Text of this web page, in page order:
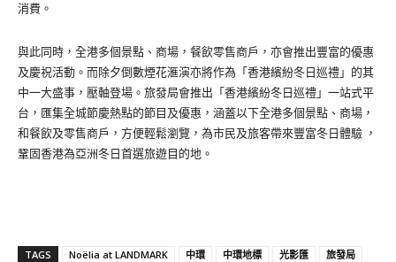
消費。
與此同時，全港多個景點、商場，餐飲零售商戶，亦會推出豐富的優惠
及慶祝活動。而除夕倒數煙花滙演亦將作為「香港繽紛冬日巡禮」的其
中一大盛事，壓軸登場。旅發局會推出「香港繽紛冬日巡禮」一站式平
台，匯集全城節慶熱點的節目及優惠，涵蓋以下全港多個景點、商場，
和餐飲及零售商戶，方便輕鬆瀏覽，為市民及旅客帶來豐富冬日體驗 ，
鞏固香港為亞洲冬日首選旅遊目的地。
TAGS Noëlia at LANDMARK 中環 中環地標 光影匯
旅發局